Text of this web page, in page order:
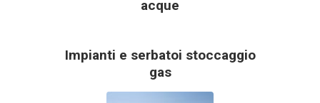
acque
Impianti e serbatoi stoccaggio
gas